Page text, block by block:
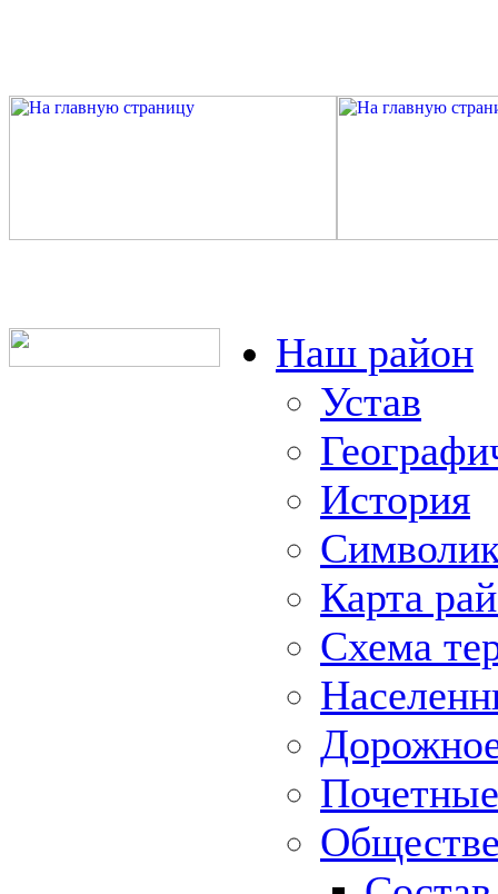
Наш район
Устав
История
Карта
Схема